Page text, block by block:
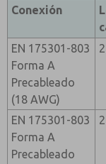
Conexión
EN 175301-803
Forma A
Precableado
(18 AWG)
EN 175301-803
Forma A
Precableado